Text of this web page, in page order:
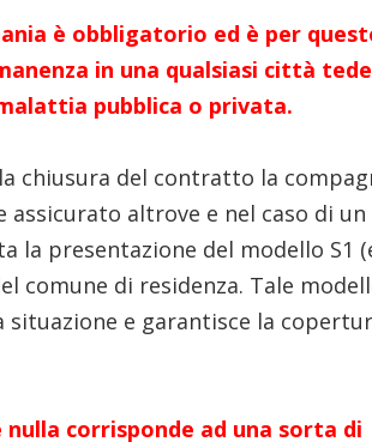
è obbligatorio ed è per
in una qualsiasi città
pubblica o privata.
chiusura del contratto la
altrove e nel caso di
la presentazione del modello S1
comune di residenza. Tale
e garantisce la
corrisponde ad una sorta di